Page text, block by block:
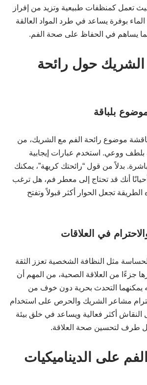
تعمل كمنظفات طبيعية وتزيد من إفراز
بوفرة يساعد في طرد المواد العالقة
يساهم في الحفاظ على صحة الفم.
الشريك حول رائحة
بلباقة
موضوع رائحة الفم مع الشريك، من
بلطف ووعي. استخدم عبارات إيجابية
بدلاً من قول “رائحتك كريهة”، يمكنك
أنك قد تحتاج إلى معطر فم، هل ترغب
تجعل الحوار أكثر قبولاً وتفتح
في العلاقات
مثل النظافة الشخصية تعزز الثقة
جزءًا من العلاقة الصحية، من المهم أن
يمكنهما التحدث بحرية دون خوف من
مشاعر الشريك والحرص على استخدام
أكثر فعالية ويساعد في خلق بيئة
طرف لتحسين صحة العلاقة.
على الديناميكيات